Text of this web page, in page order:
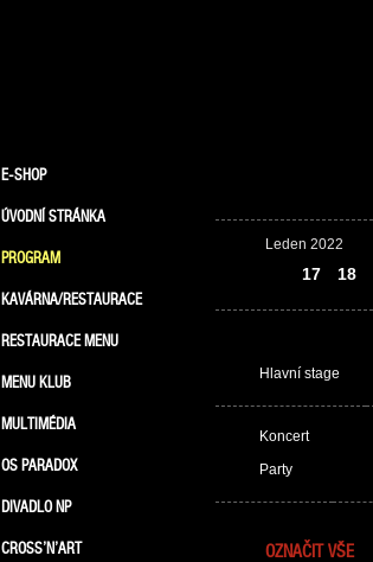
E-SHOP
ÚVODNÍ STRÁNKA
PROGRAM
KAVÁRNA/RESTAURACE
RESTAURACE MENU
MENU KLUB
MULTIMÉDIA
OS PARADOX
DIVADLO NP
CROSS’N’ART
Leden 2022
17 18
Hlavní stage
Koncert
Party
OZNAČIT VŠE